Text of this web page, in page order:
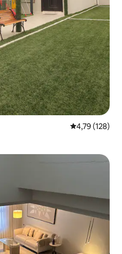
Gemiddelde
4,79 (128)